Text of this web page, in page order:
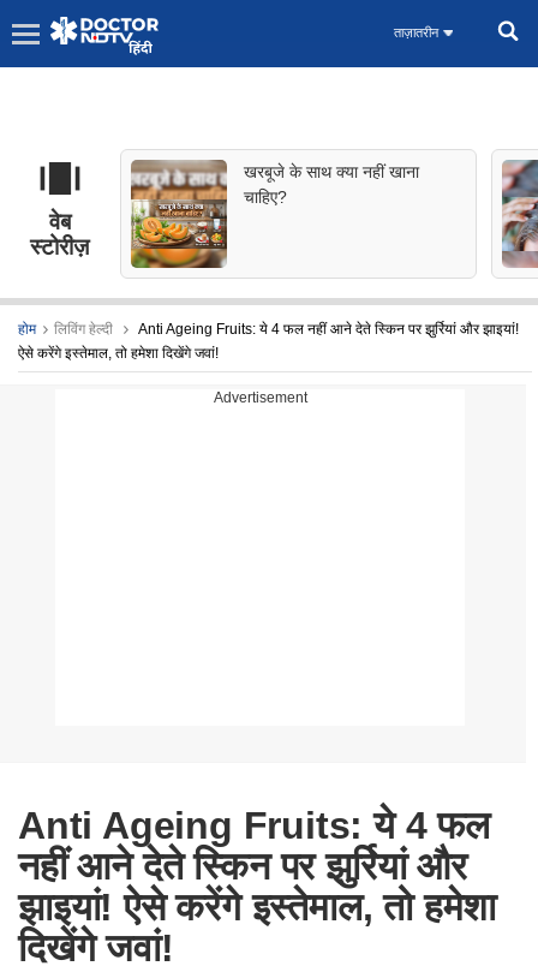
ताज़ातरीन
वेब
स्टोरीज़
खरबूजे के साथ क्या नहीं खाना
चाहिए?
होम लिविंग हेल्दी
Anti Ageing Fruits: ये 4 फल नहीं आने देते स्किन पर झुर्रियां और झाइयां!
ऐसे करेंगे इस्तेमाल, तो हमेशा दिखेंगे जवां!
Advertisement
Anti Ageing Fruits: ये 4 फल
नहीं आने देते स्किन पर झुर्रियां और
झाइयां! ऐसे करेंगे इस्तेमाल, तो हमेशा
दिखेंगे जवां!